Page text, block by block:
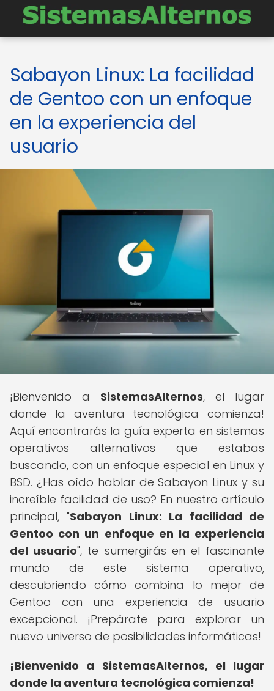
Sabayon Linux: La facilidad
de Gentoo con un enfoque
en la experiencia del
usuario
¡Bienvenido a SistemasAlternos, el lugar
donde la aventura tecnológica comienza!
Aquí encontrarás la guía experta en sistemas
operativos alternativos que estabas
buscando, con un enfoque especial en Linux y
BSD. ¿Has oído hablar de Sabayon Linux y su
increíble facilidad de uso? En nuestro artículo
principal, "Sabayon Linux: La facilidad de
Gentoo con un enfoque en la experiencia
del usuario", te sumergirás en el fascinante
mundo de este sistema operativo,
descubriendo cómo combina lo mejor de
Gentoo con una experiencia de usuario
excepcional. ¡Prepárate para explorar un
nuevo universo de posibilidades informáticas!
¡Bienvenido a SistemasAlternos, el lugar
donde la aventura tecnológica comienza!